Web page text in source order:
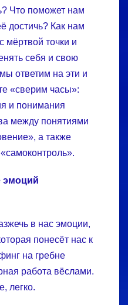
Что поможет нам
достичь? Как нам
мёртвой точки и
себя и свою
ответим на эти и
«сверим часы»:
и понимания
между понятиями
а также
эмоций
в нас эмоции,
понесёт нас к
на гребне
работа вёслами.
легко.